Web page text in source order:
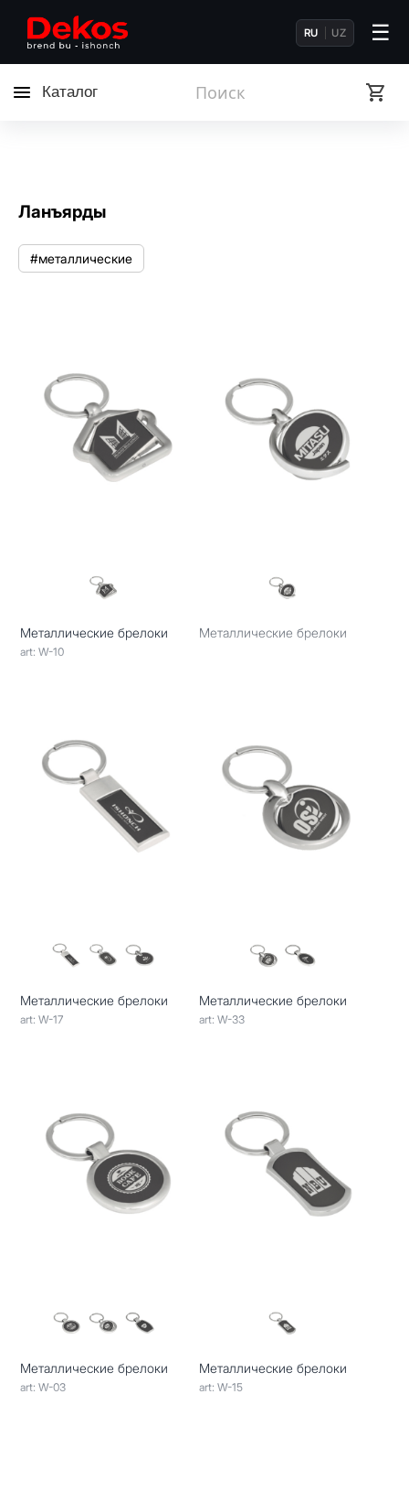
RU UZ ☰
Каталог
Ланъярды
#металлические
Металлические брелоки
art: W-10
Металлические брелоки
Металлические брелоки
art: W-17
Металлические брелоки
art: W-33
Металлические брелоки
art: W-03
Металлические брелоки
art: W-15